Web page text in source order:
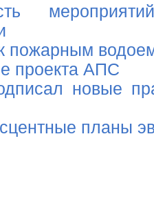
пожарным
проекта АПС
новые
планы